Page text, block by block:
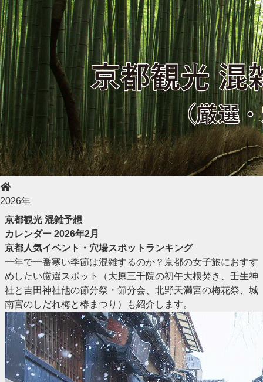
2026年
京都観光 混雑予想
カレンダー 2026年2月
京都人気イベント・穴場スポットランキング
一年で一番寒い季節は混雑するのか？京都の女子旅におすす
めしたい厳選スポット（大原三千院の初午大根焚き、壬生神
社と吉田神社他の節分祭・節分会、北野天満宮の梅花祭、城
南宮のしだれ梅と椿まつり）も紹介します。